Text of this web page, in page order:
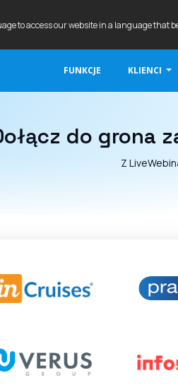
to access our website in a language that
FUNKCJE KLIENCI
do grona
Z